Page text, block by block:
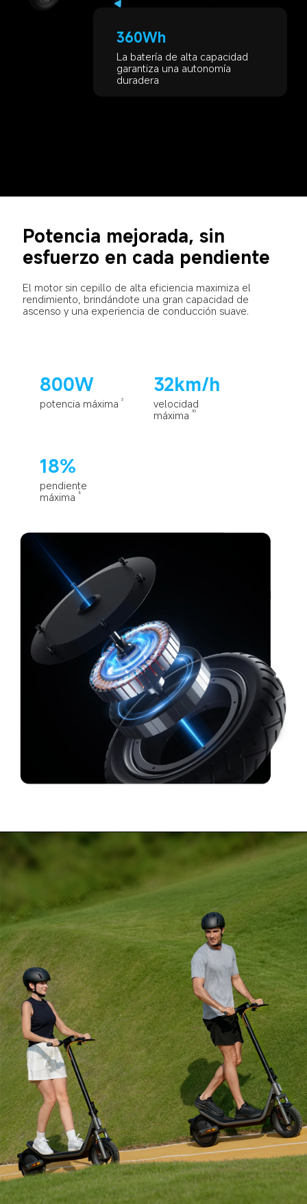
360Wh
La batería de alta capacidad
garantiza una autonomía
duradera
Potencia mejorada, sin
esfuerzo en cada pendiente
El motor sin cepillo de alta eficiencia maximiza el
rendimiento, brindándote una gran capacidad de
ascenso y una experiencia de conducción suave.
800W
potencia máxima 2
32km/h
velocidad
máxima
10
18%
pendiente
máxima
3